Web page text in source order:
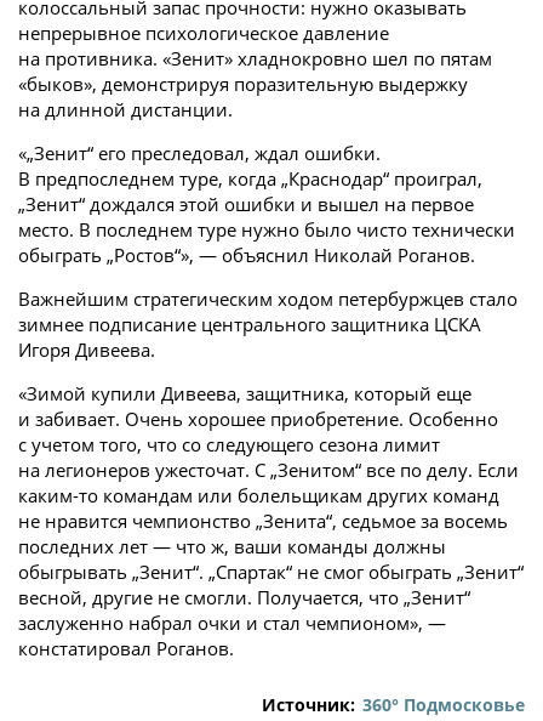
колоссальный запас прочности: нужно оказывать
непрерывное психологическое давление
на противника. «Зенит» хладнокровно шел по пятам
«быков», демонстрируя поразительную выдержку
на длинной дистанции.
«„Зенит“ его преследовал, ждал ошибки.
В предпоследнем туре, когда „Краснодар“ проиграл,
„Зенит“ дождался этой ошибки и вышел на первое
место. В последнем туре нужно было чисто технически
обыграть „Ростов“», — объяснил Николай Роганов.
Важнейшим стратегическим ходом петербуржцев стало
зимнее подписание центрального защитника ЦСКА
Игоря Дивеева.
«Зимой купили Дивеева, защитника, который еще
и забивает. Очень хорошее приобретение. Особенно
с учетом того, что со следующего сезона лимит
на легионеров ужесточат. С „Зенитом“ все по делу. Если
каким-то командам или болельщикам других команд
не нравится чемпионство „Зенита“, седьмое за восемь
последних лет — что ж, ваши команды должны
обыгрывать „Зенит“. „Спартак“ не смог обыграть „Зенит“
весной, другие не смогли. Получается, что „Зенит“
заслуженно набрал очки и стал чемпионом», —
констатировал Роганов.
Источник: 360° Подмосковье